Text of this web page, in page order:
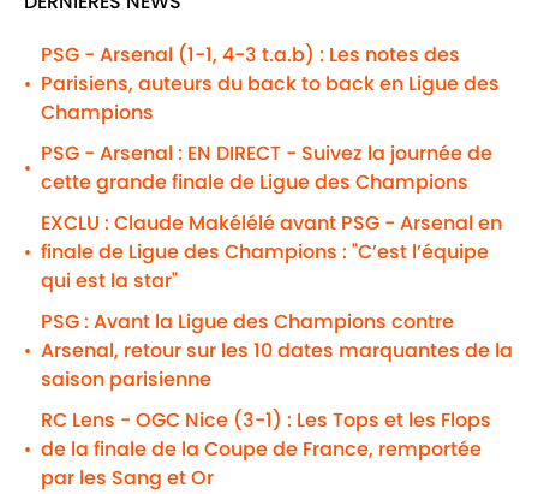
•
PSG - Arsenal (1-1, 4-3 t.a.b) : Les notes des
Parisiens, auteurs du back to back en Ligue des
Champions
•
PSG - Arsenal : EN DIRECT - Suivez la journée de
cette grande finale de Ligue des Champions
•
EXCLU : Claude Makélélé avant PSG - Arsenal en
finale de Ligue des Champions : "C’est l’équipe
qui est la star"
•
PSG : Avant la Ligue des Champions contre
Arsenal, retour sur les 10 dates marquantes de la
saison parisienne
•
RC Lens - OGC Nice (3-1) : Les Tops et les Flops
de la finale de la Coupe de France, remportée
par les Sang et Or